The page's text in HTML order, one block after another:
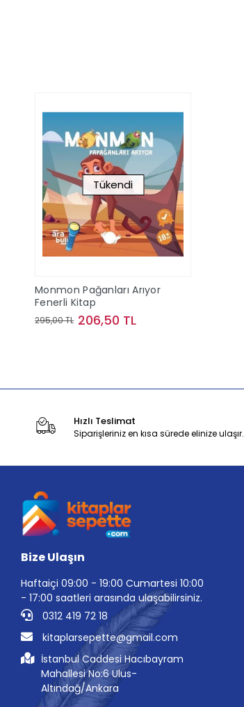
Tükendi
Monmon Pağanları Arıyor
Fenerli Kitap
295,00 TL 206,50 TL
Hızlı Teslimat
Siparişleriniz en kısa sürede elinize ulaşır.
Bize Ulaşın
Haftaiçi 09:00 - 19:00 Cumartesi 10:00
- 17:00 saatleri arasında ulaşabilirsiniz.
0312 419 72 18
kitaplarsepette@gmail.com
İstanbul Caddesi Hacıbayram
Mahallesi No:6 Ulus-
Altındağ/Ankara